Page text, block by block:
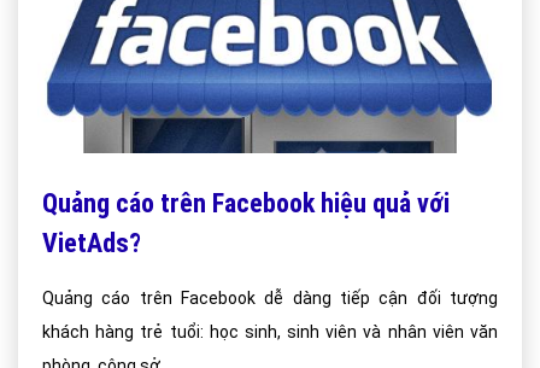
Quảng cáo trên Facebook hiệu quả với
VietAds?
Quảng cáo trên Facebook dễ dàng tiếp cận đối tượng
khách hàng trẻ tuổi: học sinh, sinh viên và nhân viên văn